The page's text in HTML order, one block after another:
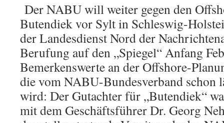
Der NABU will weiter gegen den
Butendiek vor Sylt in Schleswig-
der Landesdienst Nord der
Berufung auf den „Spiegel“ Anfang
Bemerkenswerte an der Offshore-
die vom NABU-Bundesverband schon
wird: Der Gutachter für „Butendiek“
mit dem Geschäftsführer Dr. Georg